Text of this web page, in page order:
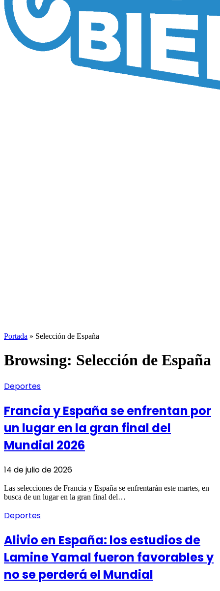
Portada » Selección de España
Browsing: Selección de España
Deportes
Francia y España se enfrentan por
un lugar en la gran final del
Mundial 2026
14 de julio de 2026
Las selecciones de Francia y España se enfrentarán este martes, en
busca de un lugar en la gran final del…
Deportes
Alivio en España: los estudios de
Lamine Yamal fueron favorables y
no se perderá el Mundial